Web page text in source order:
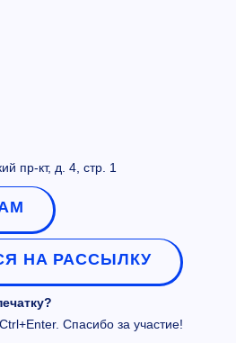
пр-кт, д. 4, стр. 1
НА РАССЫЛКУ
Спасибо за участие!